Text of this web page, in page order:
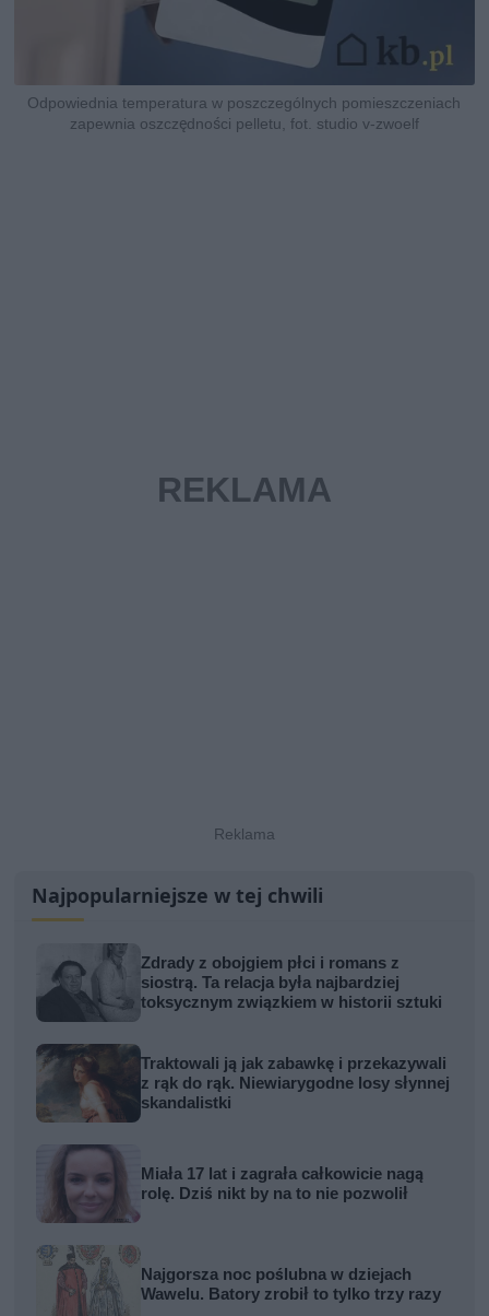
Odpowiednia temperatura w poszczególnych pomieszczeniach
zapewnia oszczędności pelletu, fot. studio v-zwoelf
Najpopularniejsze w tej chwili
Zdrady z obojgiem płci i romans z
siostrą. Ta relacja była najbardziej
toksycznym związkiem w historii sztuki
Traktowali ją jak zabawkę i przekazywali
z rąk do rąk. Niewiarygodne losy słynnej
skandalistki
Miała 17 lat i zagrała całkowicie nagą
rolę. Dziś nikt by na to nie pozwolił
Najgorsza noc poślubna w dziejach
Wawelu. Batory zrobił to tylko trzy razy